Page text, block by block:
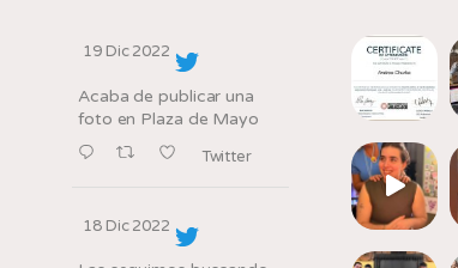
19 Dic 2022
Acaba de publicar una
foto en Plaza de Mayo
Twitter
18 Dic 2022